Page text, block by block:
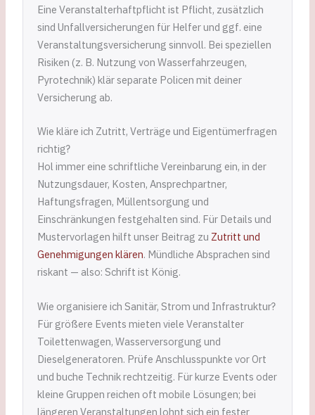
Eine Veranstalterhaftpflicht ist Pflicht, zusätzlich
sind Unfallversicherungen für Helfer und ggf. eine
Veranstaltungsversicherung sinnvoll. Bei speziellen
Risiken (z. B. Nutzung von Wasserfahrzeugen,
Pyrotechnik) klär separate Policen mit deiner
Versicherung ab.
Wie kläre ich Zutritt, Verträge und Eigentümerfragen
richtig?
Hol immer eine schriftliche Vereinbarung ein, in der
Nutzungsdauer, Kosten, Ansprechpartner,
Haftungsfragen, Müllentsorgung und
Einschränkungen festgehalten sind. Für Details und
Mustervorlagen hilft unser Beitrag zu Zutritt und
Genehmigungen klären. Mündliche Absprachen sind
riskant — also: Schrift ist König.
Wie organisiere ich Sanitär, Strom und Infrastruktur?
Für größere Events mieten viele Veranstalter
Toilettenwagen, Wasserversorgung und
Dieselgeneratoren. Prüfe Anschlusspunkte vor Ort
und buche Technik rechtzeitig. Für kurze Events oder
kleine Gruppen reichen oft mobile Lösungen; bei
längeren Veranstaltungen lohnt sich ein fester